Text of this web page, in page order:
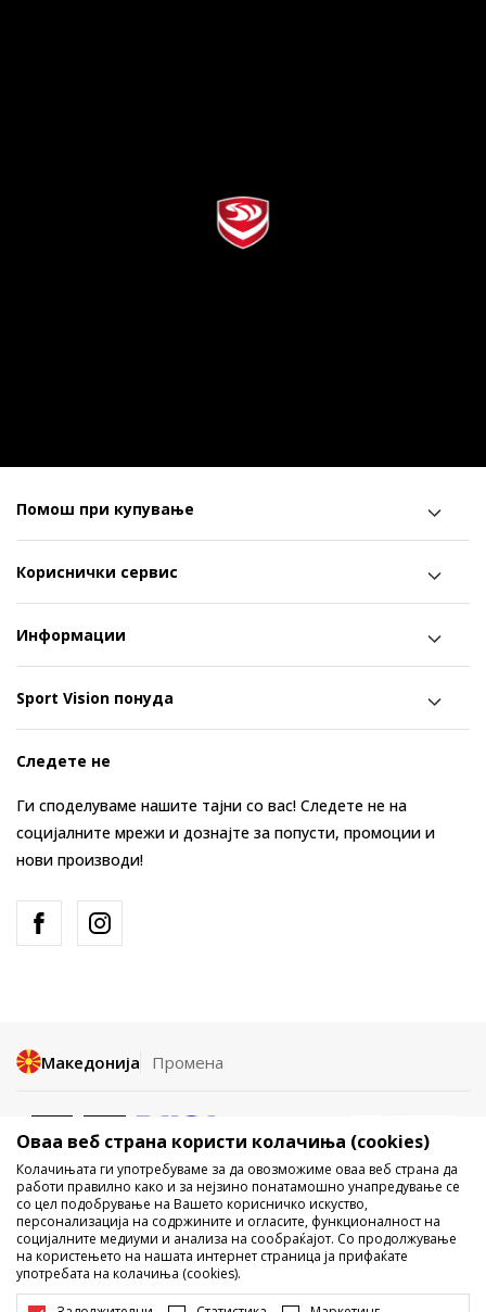
Помош при купување
Кориснички сервис
Информации
Sport Vision понуда
Следете не
Ги споделуваме нашите тајни со вас! Следете не на
социјалните мрежи и дознајте за попусти, промоции и
нови производи!
Македонија Промена
Не е дозволено превземање или користење на содржината од
интернет страните на Sport Vision, делумно или целосно a се
однесува на логоа, трговски марки, комерцијални содржини, ниту
истите да се отстапуваат на трети лица, јавно да се објавуваат или да
се користат за било какви цели, без писмена согласност од БДС.МК
Оваа веб страна користи колачиња (cookies)
Колачињата ги употребуваме за да овозможиме оваа веб страна да
работи правилно како и за нејзино понатамошно унапредување се
со цел подобрување на Вашето корисничко искуство,
персонализација на содржините и огласите, функционалност на
социјалните медиуми и анализа на сообраќајот. Со продолжување
на користењето на нашата интернет страница ја прифаќате
употребата на колачиња (cookies).